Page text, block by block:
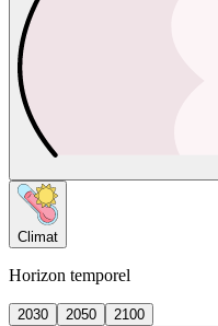
Climat
Horizon temporel
2030 2050
2100